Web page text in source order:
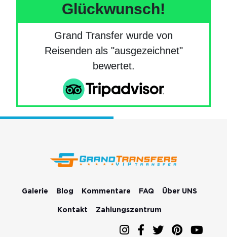
Glückwunsch!
Grand Transfer wurde von
Reisenden als "ausgezeichnet"
bewertet.
Galerie Blog Kommentare FAQ Über UNS
Kontakt Zahlungszentrum